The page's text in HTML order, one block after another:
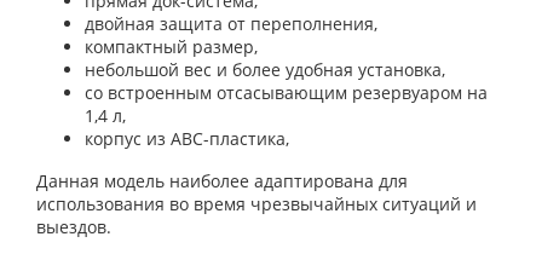
двойная защита от переполнения,
компактный размер,
небольшой вес и более удобная установка,
со встроенным отсасывающим резервуаром на
1,4 л,
корпус из ABC-пластика,
Данная модель наиболее адаптирована для
использования во время чрезвычайных ситуаций и
выездов.